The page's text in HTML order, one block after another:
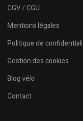
CGV / CGU
Mentions légales
Politique de
Gestion des cookies
Blog vélo
Contact